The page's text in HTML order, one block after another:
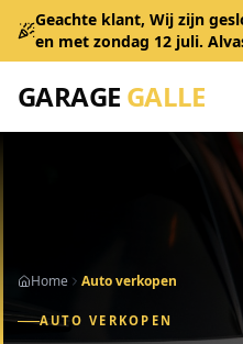
Geachte klant, Wij zijn
en met zondag 12 juli.
GARAGE GALLE
Home Auto verkopen
AUTO VERKOPEN